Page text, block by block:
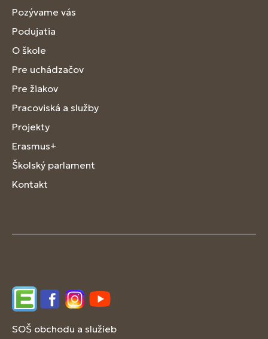
Pozývame vás
Podujatia
O škole
Pre uchádzačov
Pre žiakov
Pracoviská a služby
Projekty
Erasmus+
Školský parlament
Kontakt
EdupageFacebookInstagram
YouTube
SOŠ obchodu a služieb